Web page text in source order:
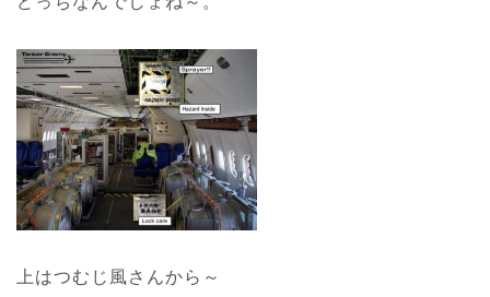
上はつむじ風さんから～